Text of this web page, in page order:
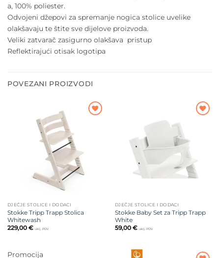
a, 100% poliester.
Odvojeni džepovi za spremanje nogica stolice uvelike
olakšavaju te štite sve dijelove proizvoda.
Veliki zatvarač zasigurno olakšava pristup
Reflektirajući otisak logotipa
POVEZANI PROIZVODI
DJEČJE STOLICE I DODACI
Stokke Tripp Trapp Stolica
Whitewash
229,00 € uklj. PDV
DJEČJE STOLICE I DODACI
Stokke Baby Set za Tripp Trapp
White
59,00 € uklj. PDV
Promocija